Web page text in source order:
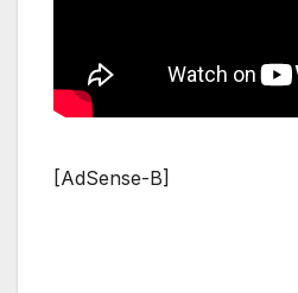
[AdSense-B]